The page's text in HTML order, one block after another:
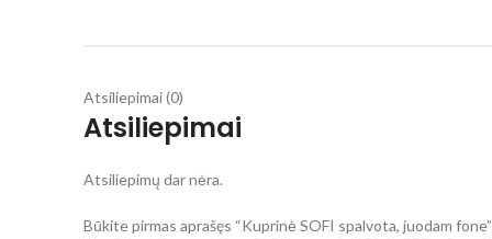
Atsiliepimai (0)
Atsiliepimai
Atsiliepimų dar nėra.
Būkite pirmas aprašęs “Kuprinė SOFI spalvota, juodam fone”